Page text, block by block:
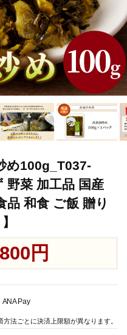
め100g_T037-
野菜 加工品 国産
品 和食 ご飯 贈り
円
ANA Pay
方法ごとに決済上限額が異なります。